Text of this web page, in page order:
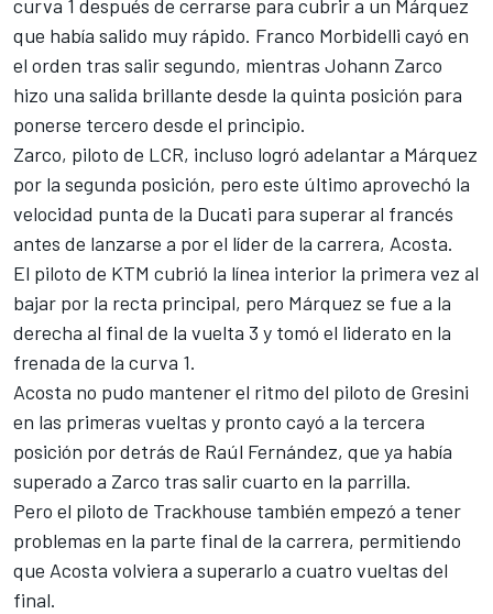
curva 1 después de cerrarse para cubrir a un Márquez
que había salido muy rápido. Franco Morbidelli cayó en
el orden tras salir segundo, mientras Johann Zarco
hizo una salida brillante desde la quinta posición para
ponerse tercero desde el principio.
Zarco, piloto de LCR, incluso logró adelantar a Márquez
por la segunda posición, pero este último aprovechó la
velocidad punta de la Ducati para superar al francés
antes de lanzarse a por el líder de la carrera, Acosta.
El piloto de KTM cubrió la línea interior la primera vez al
bajar por la recta principal, pero Márquez se fue a la
derecha al final de la vuelta 3 y tomó el liderato en la
frenada de la curva 1.
Acosta no pudo mantener el ritmo del piloto de Gresini
en las primeras vueltas y pronto cayó a la tercera
posición por detrás de Raúl Fernández, que ya había
superado a Zarco tras salir cuarto en la parrilla.
Pero el piloto de Trackhouse también empezó a tener
problemas en la parte final de la carrera, permitiendo
que Acosta volviera a superarlo a cuatro vueltas del
final.